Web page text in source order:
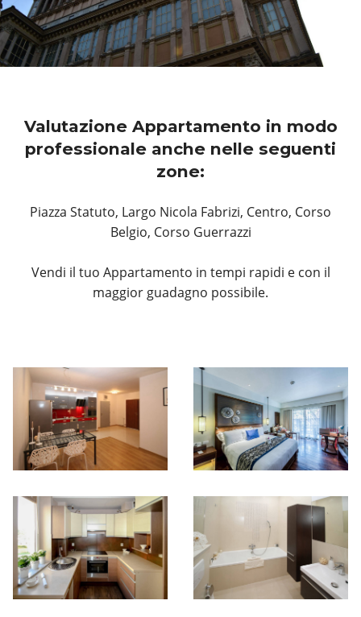
Valutazione Appartamento in modo
professionale anche nelle seguenti
zone:
Piazza Statuto, Largo Nicola Fabrizi, Centro, Corso
Belgio, Corso Guerrazzi
Vendi il tuo Appartamento in tempi rapidi e con il
maggior guadagno possibile.